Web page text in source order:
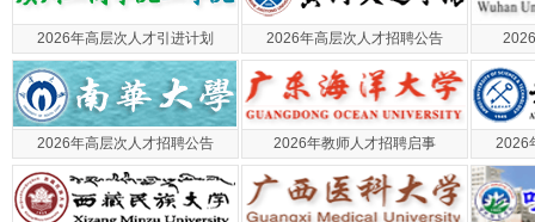
2026年高层次人才引进计划 2026年高层次人才招聘公告
2026年高层次人才招聘公告 2026年教师人才招聘启事 2026